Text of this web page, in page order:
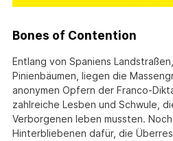
Bones of Contention
Entlang von Spaniens
Pinienbäumen, liegen die
anonymen Opfern der Franco-
zahlreiche Lesben und Schwule,
Verborgenen leben mussten.
Hinterbliebenen dafür, die